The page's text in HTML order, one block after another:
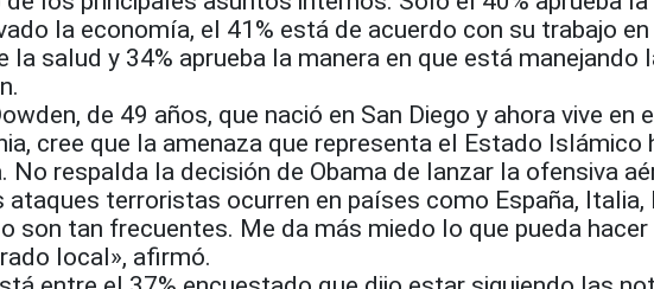
la economía, el 41% está de acuerdo con su trabajo
la salud y 34% aprueba la manera en que está manejando
de 49 años, que nació en San Diego y ahora vive en
cree que la amenaza que representa el Estado Islámico
No respalda la decisión de Obama de lanzar la ofensiva
ataques terroristas ocurren en países como España, Italia,
son tan frecuentes. Me da más miedo lo que pueda hacer
local», afirmó.